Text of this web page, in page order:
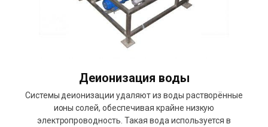
Деионизация воды
Системы деионизации удаляют из воды растворённые
ионы солей, обеспечивая крайне низкую
электропроводность. Такая вода используется в